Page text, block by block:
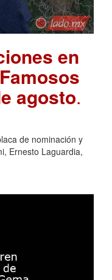
en
agosto.
de nominación y
Ernesto Laguardia,